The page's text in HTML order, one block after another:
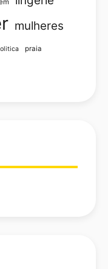
mulheres
praia